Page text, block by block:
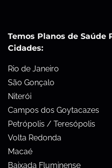
Temos Planos de Saúde
Cidades:
Rio de Janeiro
São Gonçalo
Niterói
Campos dos Goytacazes
Petrópolis / Teresópolis
Volta Redonda
Macaé
Baixada Fluminense